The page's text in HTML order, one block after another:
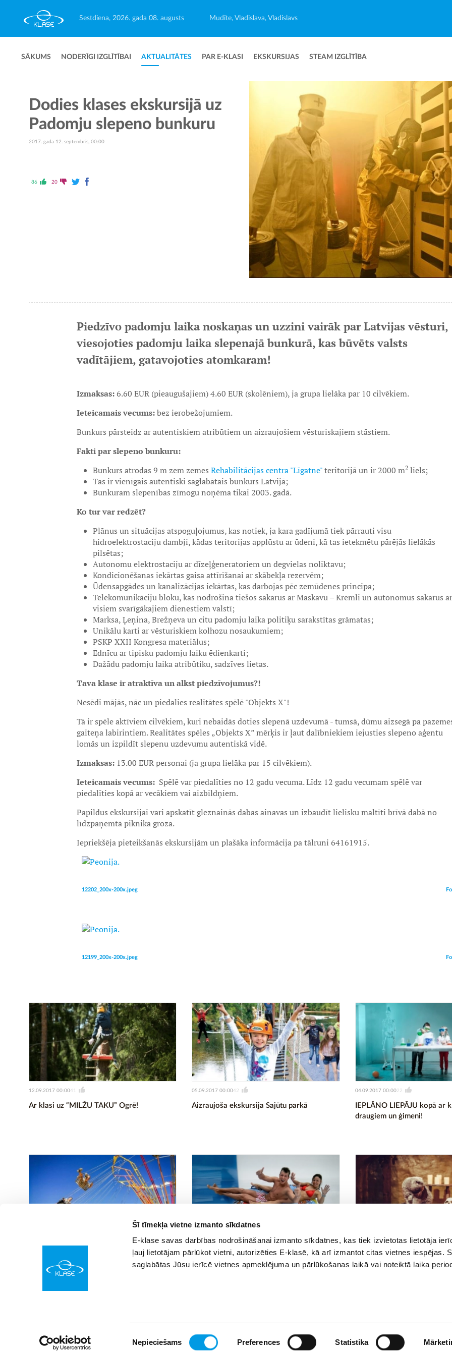
Šī tīmekļa vietne izmanto sīkdatnes
E-klase savas darbības nodrošināšanai izmanto sīkdatnes, kas tiek izvietotas lietotāja
ļauj lietotājam pārlūkot vietni, autorizēties E-klasē, kā arī izmantot citas vietnes iespējas.
saglabātas Jūsu ierīcē vietnes apmeklējuma un pārlūkošanas laikā vai noteiktā laika
izvēle
Nepieciešams Preferences Statistika
Sestdiena, 2026. gada 08. augusts Mudīte, Vladislava, Vladislavs
SĀKUMS NODERĪGI IZGLĪTĪBAI AKTUALITĀTES PAR E-KLASI EKSKURSIJAS STEAM IZGLĪTĪBA
Dodies klases ekskursijā uz
Padomju slepeno bunkuru
2017. gada 12. septembris, 00:00
86 20
Piedzīvo padomju laika noskaņas un uzzini vairāk par Latvijas vēsturi,
viesojoties padomju laika slepenajā bunkurā, kas būvēts valsts
vadītājiem, gatavojoties atomkaram!
Izmaksas:6.60 EUR (pieaugušajiem) 4.60 EUR (skolēniem), ja grupa lielāka par 10 cilvēkiem.
Ieteicamais vecums:bez ierobežojumiem.
Bunkurs pārsteidz ar autentiskiem atribūtiem un aizraujošiem vēsturiskajiem stāstiem.
Fakti par slepeno bunkuru:
Bunkurs atrodas 9 m zem zemes Rehabilitācijas centra "Līgatne"teritorijā un ir 2000 m2 liels;
Tas ir vienīgais autentiski saglabātais bunkurs Latvijā;
Bunkuram slepenības zīmogu noņēma tikai 2003. gadā.
Ko tur var redzēt?
Plānus un situācijas atspoguļojumus, kas notiek, ja kara gadījumā tiek pārrauti visu
hidroelektrostaciju dambji, kādas teritorijas applūstu ar ūdeni, kā tas ietekmētu pārējās lielākās
pilsētas;
Autonomu elektrostaciju ar dīzeļģeneratoriem un degvielas noliktavu;
Kondicionēšanas iekārtas gaisa attīrīšanai ar skābekļa rezervēm;
Ūdensapgādes un kanalizācijas iekārtas, kas darbojas pēc zemūdenes principa;
Telekomunikāciju bloku, kas nodrošina tiešos sakarus ar Maskavu – Kremli un autonomus sakarus ar
visiem svarīgākajiem dienestiem valstī;
Marksa, Ļeņina, Brežņeva un citu padomju laika politiķu sarakstītas grāmatas;
Unikālu karti ar vēsturiskiem kolhozu nosaukumiem;
PSKP XXII Kongresa materiālus;
Ēdnīcu ar tipisku padomju laiku ēdienkarti;
Dažādu padomju laika atribūtiku, sadzīves lietas.
Tava klase ir atraktīva un alkst piedzīvojumus?!
Nesēdi mājās, nāc un piedalies realitātes spēlē "Objekts X"!
Tā ir spēle aktīviem cilvēkiem, kuri nebaidās doties slepenā uzdevumā - tumsā, dūmu aizsegā pa
gaiteņa labirintiem. Realitātes spēles „Objekts X” mērķis ir ļaut dalībniekiem iejusties slepeno aģentu
lomās un izpildīt slepenu uzdevumu autentiskā vidē.
Izmaksas: 13.00 EUR personai (ja grupa lielāka par 15 cilvēkiem).
Ieteicamais vecums: Spēlē var piedalīties no 12 gadu vecuma. Līdz 12 gadu vecumam spēlē var
piedalīties kopā ar vecākiem vai aizbildņiem.
Papildus ekskursijai vari apskatīt gleznainās dabas ainavas un izbaudīt lielisku maltīti brīvā dabā no
līdzpaņemtā piknika groza.
Iepriekšēja pieteikšanās ekskursijām un plašāka informācija pa tālruni 64161915.
12202_200x-200x.jpeg
12199_200x-200x.jpeg
Ar klasi uz “MILŽU TAKU” Ogrē!
12.09.2017 00:0041
Aizraujoša ekskursija Sajūtu parkā
05.09.2017 00:0042
IEPLĀNO LIEPĀJU kopā ar
draugiem un ģimeni!
04.09.2017 00:0022
neaizmirstamā ekskursijā!
“Brauc ar klasi!” uz Līvu Akvaparku
31.08.2017 00:00 68
Izlaušanās istaba “Alķīmija”
pārbaudīt savas spējas
29.08.2017 00:00 45
© SIA “Izglītības sistēmas” Biežāk uzdotie jautājumi E-klases lietošanas noteikumi